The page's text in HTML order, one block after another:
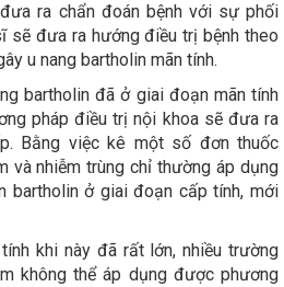
ra chẩn đoán bệnh với sự phối
sẽ đưa ra hướng điều trị bệnh theo
u nang bartholin mãn tính.
bartholin đã ở giai đoạn mãn tính
pháp điều trị nội khoa sẽ đưa ra
Bằng việc kê một số đơn thuốc
và nhiễm trùng chỉ thường áp dụng
bartholin ở giai đoạn cấp tính, mới
khi này đã rất lớn, nhiều trường
không thể áp dụng được phương